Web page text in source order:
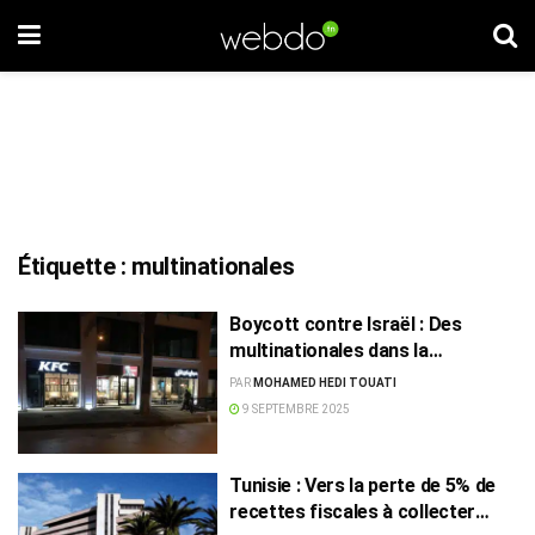
Étiquette : multinationales
Boycott contre Israël : Des
multinationales dans la
tourmente en Tunisie et au
Moyen-Orient
PAR MOHAMED HEDI TOUATI
9 SEPTEMBRE 2025
Tunisie : Vers la perte de 5% de
recettes fiscales à collecter